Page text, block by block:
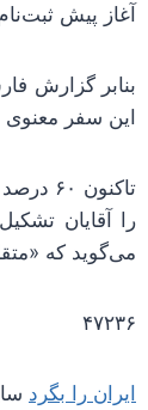
آغاز پیش ثبت‌نام حج می‌گذرد
این سفر
می‌گوید که
۴۷۲۳۶
ایران را بگرد